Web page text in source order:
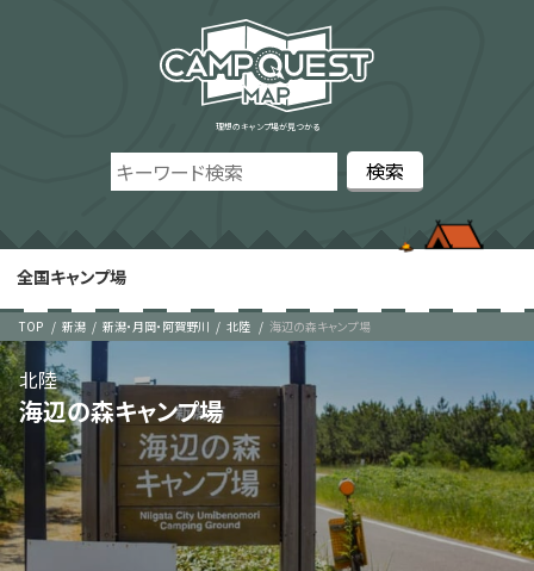
理想のキャンプ場が見つかる
全国キャンプ場
TOP 新潟 新潟・月岡・阿賀野川 北陸 海辺の森キャンプ場
海辺の森キャンプ場
北陸